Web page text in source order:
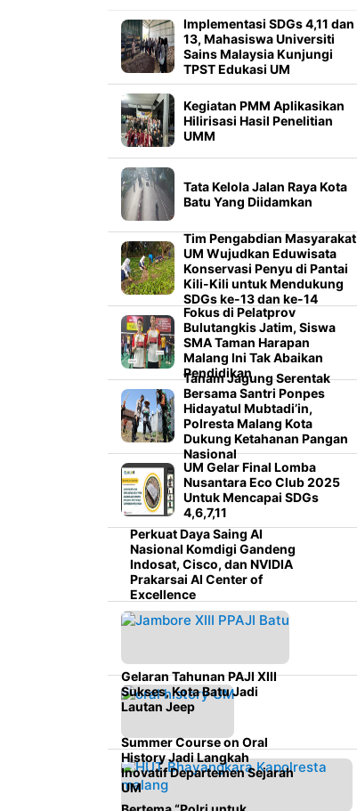
Implementasi SDGs 4,11 dan
13, Mahasiswa Universiti
Sains Malaysia Kunjungi
TPST Edukasi UM
Kegiatan PMM Aplikasikan
Hilirisasi Hasil Penelitian
UMM
Tata Kelola Jalan Raya Kota
Batu Yang Diidamkan
Tim Pengabdian Masyarakat
UM Wujudkan Eduwisata
Konservasi Penyu di Pantai
Kili-Kili untuk Mendukung
SDGs ke-13 dan ke-14
Fokus di Pelatprov
Bulutangkis Jatim, Siswa
SMA Taman Harapan
Malang Ini Tak Abaikan
Pendidikan
Tanam Jagung Serentak
Bersama Santri Ponpes
Hidayatul Mubtadi’in,
Polresta Malang Kota
Dukung Ketahanan Pangan
Nasional
UM Gelar Final Lomba
Nusantara Eco Club 2025
Untuk Mencapai SDGs
4,6,7,11
Perkuat Daya Saing AI
Nasional Komdigi Gandeng
Indosat, Cisco, dan NVIDIA
Prakarsai AI Center of
Excellence
Gelaran Tahunan PAJI XIII
Sukses, Kota Batu Jadi
Lautan Jeep
Summer Course on Oral
History Jadi Langkah
Inovatif Departemen Sejarah
UM